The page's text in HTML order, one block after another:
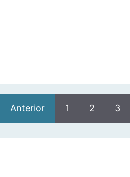
Anterior 1 2 3